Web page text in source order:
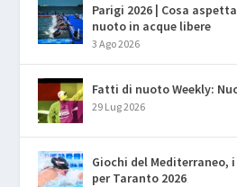
Parigi 2026 | Cosa
nuoto in acque libere
3 Ago 2026
Fatti di nuoto Weekly:
29 Lug 2026
Giochi del
per Taranto 2026